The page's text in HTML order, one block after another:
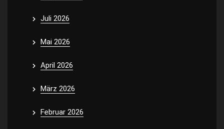
Juli 2026
Mai 2026
April 2026
März 2026
Februar 2026